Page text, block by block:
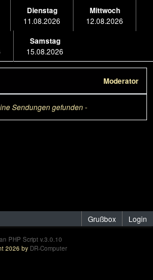
Dienstag
11.08.2026
Mittwoch
12.08.2026
Samstag
15.08.2026
Moderator
Sendungen gefunden -
Grußbox Login
PHP Script v.3.0.10
2026 by DR-Computer